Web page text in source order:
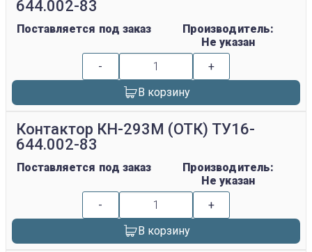
644.002-83
Поставляется под заказ
Производитель:
Не указан
-
+
В корзину
Контактор КН-293М (ОТК) ТУ16-
644.002-83
Поставляется под заказ
Производитель:
Не указан
-
+
В корзину